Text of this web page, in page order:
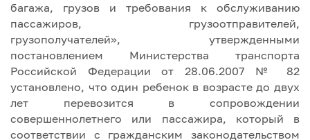
багажа, грузов и требования к обслуживанию
пассажиров, грузоотправителей,
грузополучателей», утвержденными
постановлением Министерства транспорта
Российской Федерации от 28.06.2007 № 82
установлено, что один ребенок в возрасте до двух
лет перевозится в сопровождении
совершеннолетнего или пассажира, который в
соответствии с гражданским законодательством